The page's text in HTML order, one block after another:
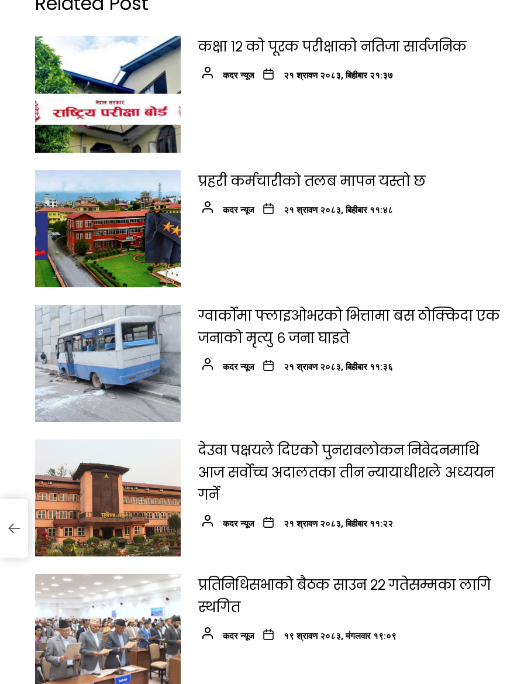
कक्षा १२ को पूरक परीक्षाको नतिजा सार्वजनिक
कदर न्यूज २१ श्रावण २०८३, बिहीबार २१:३७
प्रहरी कर्मचारीको तलब मापन यस्तो छ
कदर न्यूज २१ श्रावण २०८३, बिहीबार ११:४८
ग्वार्कोमा फ्लाइओभरको भित्तामा बस ठोक्किदा एक
जनाको मृत्यु ६ जना घाइते
कदर न्यूज २१ श्रावण २०८३, बिहीबार ११:३६
देउवा पक्षयले दिएकोे पुनरावलोकन निवेदनमाथि
आज सर्वोच्च अदालतका तीन न्यायाधीशले अध्ययन
गर्ने
कदर न्यूज २१ श्रावण २०८३, बिहीबार ११:२२
प्रतिनिधिसभाको बैठक साउन २२ गतेसम्मका लागि
स्थगित
कदर न्यूज १९ श्रावण २०८३, मंगलवार १९:०९